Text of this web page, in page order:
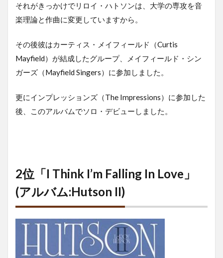
それがきっかけでリロイ・ハトソンは、大学の専攻を音
楽理論と作曲に変更していますから。
その後彼はカーティス・メイフィールド（Curtis
Mayfield）が結成したグループ、メイフィールド・シン
ガーズ（Mayfield Singers）に参加しました。
更にインプレッションズ（The Impressions）に参加した
後、このアルバムでソロ・デビューしました。
2位「I Think I’m Falling In Love」
(アルバム:Hutson II)